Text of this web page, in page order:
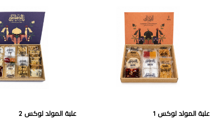
علبة المولد لوكس 1 علبة المولد لوكس 2